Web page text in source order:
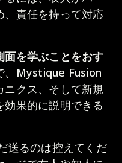
、責任を持って対応
面を学ぶことをおす
、Mystique Fusion
クス、そして新規
果的に説明できる
送るのは控えてくだ